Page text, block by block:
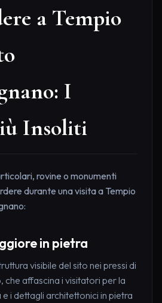
a Tempio
I
Insoliti
rovine o monumenti
durante una visita a Tempio
in pietra
visibile del sito nei pressi di
che affascina i visitatori per la
i dettagli architettonici in pietra